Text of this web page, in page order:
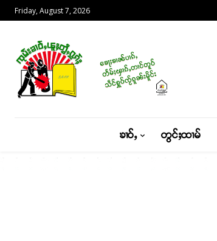
Friday, August 7, 2026
ၶၢဝ်ႇ တွင်ႈထၢမ်